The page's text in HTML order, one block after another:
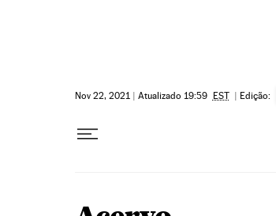
Nov 22, 2021 | Atualizado 19:59 EST | Edição: